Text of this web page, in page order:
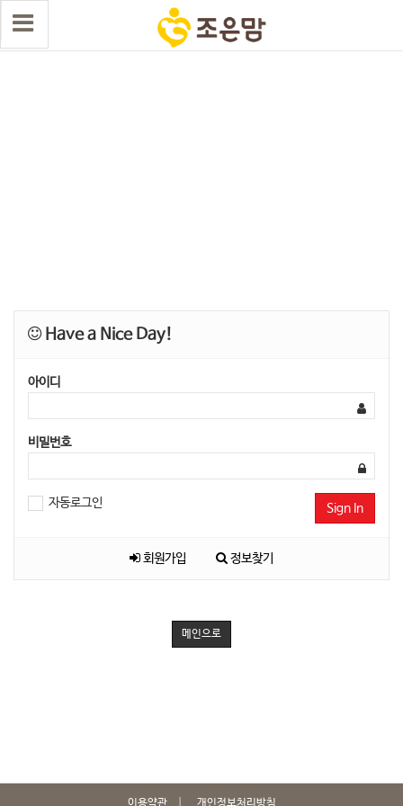
Have a Nice Day!
아이디
비밀번호
자동로그인 Sign In
회원가입 정보찾기
메인으로
이용약관 개인정보처리방침